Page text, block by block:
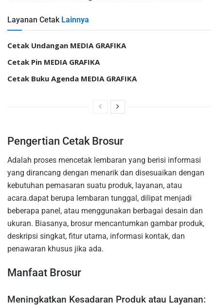
Layanan Cetak Lainnya
Cetak Undangan MEDIA GRAFIKA
Cetak Pin MEDIA GRAFIKA
Cetak Buku Agenda MEDIA GRAFIKA
Pengertian Cetak Brosur
Adalah proses mencetak lembaran yang berisi informasi
yang dirancang dengan menarik dan disesuaikan dengan
kebutuhan pemasaran suatu produk, layanan, atau
acara.dapat berupa lembaran tunggal, dilipat menjadi
beberapa panel, atau menggunakan berbagai desain dan
ukuran. Biasanya, brosur mencantumkan gambar produk,
deskripsi singkat, fitur utama, informasi kontak, dan
penawaran khusus jika ada.
Manfaat Brosur
Meningkatkan Kesadaran Produk atau Layanan: